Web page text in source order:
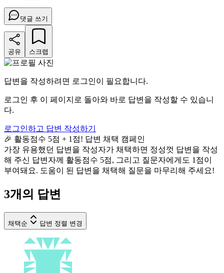
댓글 쓰기
공유 스크랩
답변을 작성하려면 로그인이 필요합니다.
로그인 후 이 페이지로 돌아와 바로 답변을 작성할 수 있습니
다.
로그인하고 답변 작성하기
🎉 활동점수 5점 + 1점! 답변 채택 캠페인
가장 유용했던 답변을 작성자가 채택하면 정성껏 답변을 작성
해 주신 답변자께 활동점수 5점, 그리고 질문자에게도 1점이
부여돼요. 도움이 된 답변을 채택해 질문을 마무리해 주세요!
3개의 답변
채택순 답변 정렬 변경